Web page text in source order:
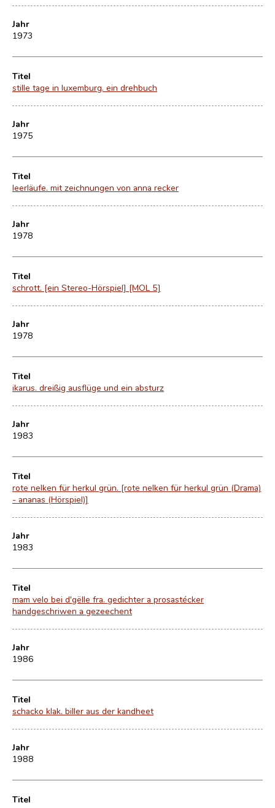
Jahr
1973
Titel
stille tage in luxemburg. ein drehbuch
Jahr
1975
Titel
leerläufe. mit zeichnungen von anna recker
Jahr
1978
Titel
schrott. [ein Stereo-Hörspiel] [MOL 5]
Jahr
1978
Titel
ikarus. dreißig ausflüge und ein absturz
Jahr
1983
Titel
rote nelken für herkul grün. [rote nelken für herkul grün (Drama)
- ananas (Hörspiel)]
Jahr
1983
Titel
mam velo bei d'gëlle fra. gedichter a prosastécker
handgeschriwen a gezeechent
Jahr
1986
Titel
schacko klak. biller aus der kandheet
Jahr
1988
Titel